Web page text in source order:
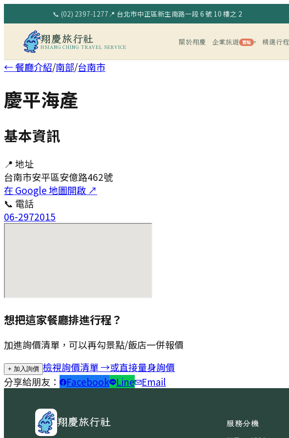
📞 (02) 2397-1277📍 台北市中正區新生南路一段 6 號 10 樓之 2
翔慶旅行社
HSIANG CHING TRAVEL SERVICE
關於翔慶 企業旅遊 賣點 ▾ 精選行程
← 餐廳介紹/南部/台南市
慶平海產
基本資訊
📍 地址
台南市安平區安億路462號
在 Google 地圖開啟 ↗
📞 電話
06-2972015
想把這家餐廳排進行程？
加進詢價清單，可以再勾景點/飯店一併報價
+ 加入詢價 檢視詢價清單 →或直接量身詢價
分享給朋友：
Facebook Line Email
翔慶旅行社 服務分機